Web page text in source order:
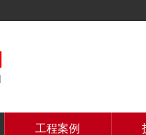
工程案例